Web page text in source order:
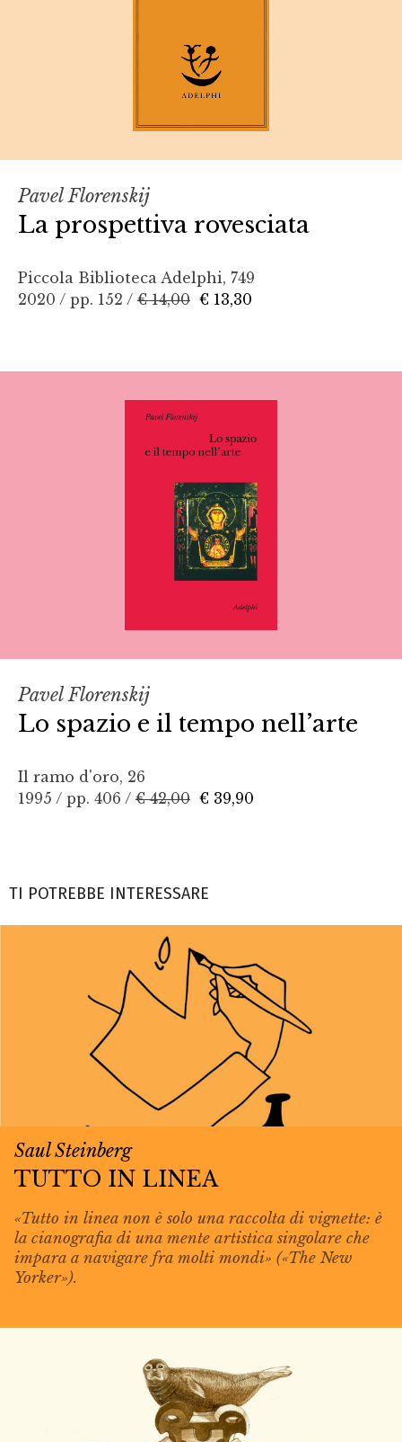
Pavel Florenskij
La prospettiva rovesciata
Piccola Biblioteca Adelphi, 749
2020 / pp. 152 / € 14,00 € 13,30
Pavel Florenskij
Lo spazio e il tempo nell’arte
Il ramo d'oro, 26
1995 / pp. 406 / € 42,00 € 39,90
TI POTREBBE INTERESSARE
Saul Steinberg
TUTTO IN LINEA
«Tutto in linea non è solo una raccolta di vignette: è
la cianografia di una mente artistica singolare che
impara a navigare fra molti mondi» («The New
Yorker»).